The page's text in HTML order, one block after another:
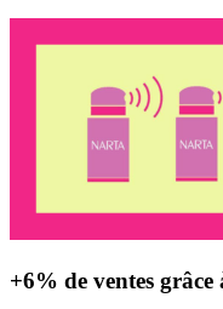
+6% de ventes